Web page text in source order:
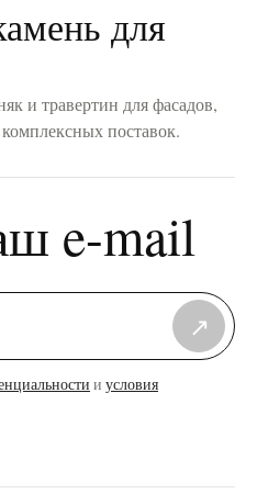
для
и травертин для фасадов,
поставок.
e-mail
↗
и условия